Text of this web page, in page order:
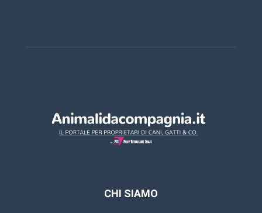
CHI SIAMO